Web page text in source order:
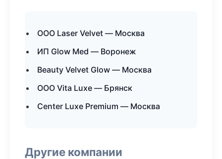
ООО Laser Velvet — Москва
ИП Glow Med — Воронеж
Beauty Velvet Glow — Москва
ООО Vita Luxe — Брянск
Center Luxe Premium — Москва
Другие компании